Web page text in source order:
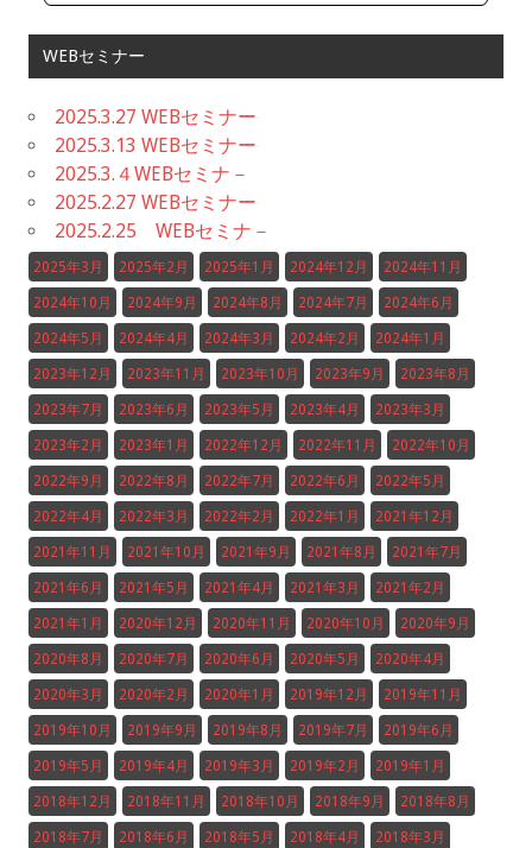
WEBセミナー
2025.3.27 WEBセミナー
2025.3.13 WEBセミナー
2025.3.４WEBセミナ－
2025.2.27 WEBセミナー
2025.2.25 WEBセミナ－
2025年3月 2025年2月 2025年1月 2024年12月 2024年11月
2024年10月 2024年9月 2024年8月 2024年7月 2024年6月
2024年5月 2024年4月 2024年3月 2024年2月 2024年1月
2023年12月 2023年11月 2023年10月 2023年9月 2023年8月
2023年7月 2023年6月 2023年5月 2023年4月 2023年3月
2023年2月 2023年1月 2022年12月 2022年11月 2022年10月
2022年9月 2022年8月 2022年7月 2022年6月 2022年5月
2022年4月 2022年3月 2022年2月 2022年1月 2021年12月
2021年11月 2021年10月 2021年9月 2021年8月 2021年7月
2021年6月 2021年5月 2021年4月 2021年3月 2021年2月
2021年1月 2020年12月 2020年11月 2020年10月 2020年9月
2020年8月 2020年7月 2020年6月 2020年5月 2020年4月
2020年3月 2020年2月 2020年1月 2019年12月 2019年11月
2019年10月 2019年9月 2019年8月 2019年7月 2019年6月
2019年5月 2019年4月 2019年3月 2019年2月 2019年1月
2018年12月 2018年11月 2018年10月 2018年9月 2018年8月
2018年7月 2018年6月 2018年5月 2018年4月 2018年3月